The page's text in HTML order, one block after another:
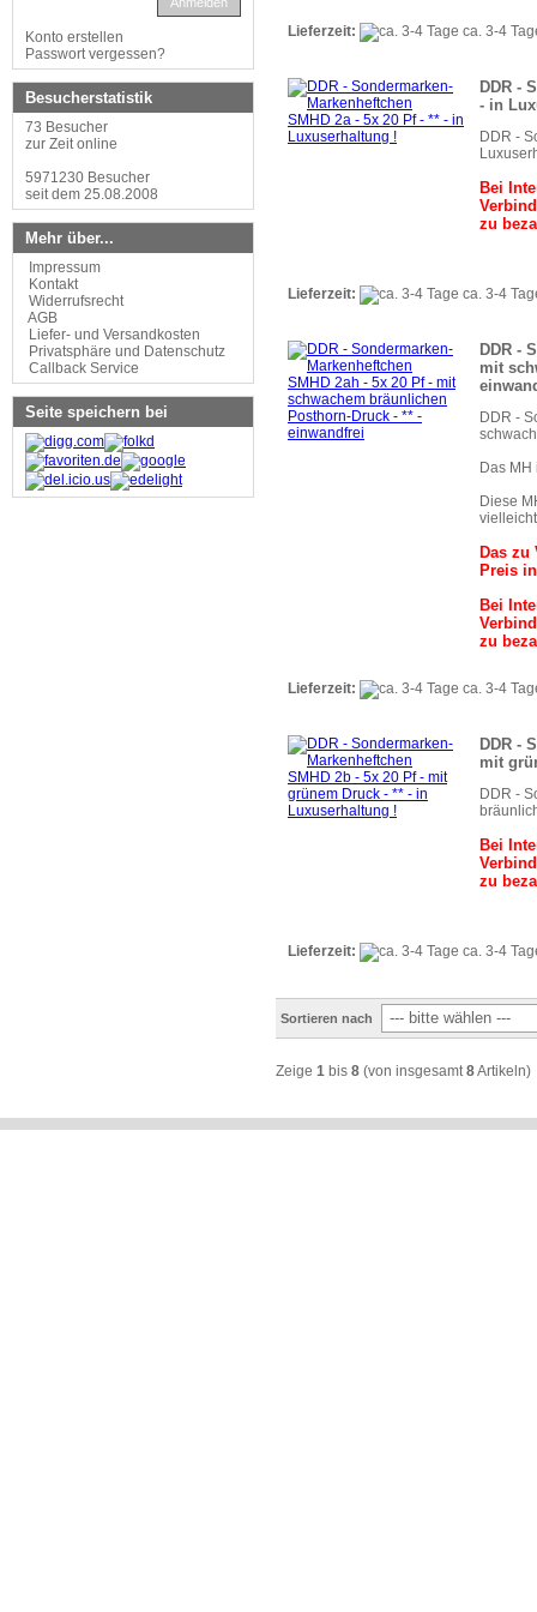
Lieferzeit: ca. 3-4
DDR -
- in
DDR -
Bei
zu
Lieferzeit: ca. 3-4
DDR -
mit
DDR -
Das MH
Diese
Das zu
Preis
Bei
zu
Lieferzeit: ca. 3-4
DDR -
mit
DDR -
Bei
zu
Lieferzeit: ca. 3-4
Sortieren nach
Zeige 1 bis 8 (von insgesamt 8Artikeln)
Konto erstellen
Passwort vergessen?
Besucherstatistik
73 Besucher
zur Zeit online
5971230 Besucher
seit dem 25.08.2008
Mehr über...
Impressum
Kontakt
Widerrufsrecht
AGB
Liefer- und Versandkosten
Privatsphäre und Datenschutz
Callback Service
Seite speichern bei